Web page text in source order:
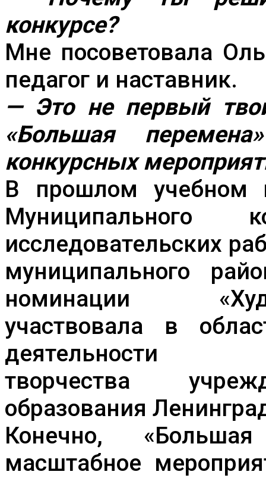
конкурсе?
Мне посоветовала
педагог и наставник.
— Это не первый
«Большая
конкурсных
В прошлом учебном
Муниципального
исследовательских
муниципального
номинации
участвовала в
деятельности
творчества
образования
Конечно,
масштабное